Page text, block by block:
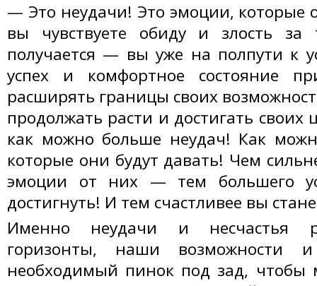
— Это неудачи! Это эмоции, которые
вы чувствуете обиду и злость
получается — вы уже на полпути к
успех и комфортное состояние
расширять границы своих
продолжать расти и достигать
как можно больше неудач! Как
которые они будут давать! Чем
эмоции от них — тем большего
достигнуть! И тем счастливее вы
Именно неудачи и несчастья
горизонты, наши
необходимый пинок под зад, чтобы